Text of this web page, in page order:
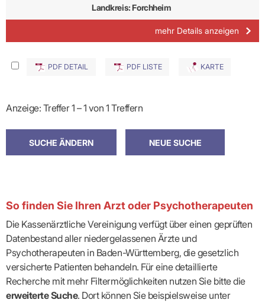
Landkreis: Forchheim
mehr Details anzeigen
PDF DETAIL PDF LISTE KARTE
Anzeige: Treffer 1 – 1 von 1 Treffern
So finden Sie Ihren Arzt oder Psychotherapeuten
Die Kassenärztliche Vereinigung verfügt über einen geprüften
Datenbestand aller niedergelassenen Ärzte und
Psychotherapeuten in Baden-Württemberg, die gesetzlich
versicherte Patienten behandeln. Für eine detaillierte
Recherche mit mehr Filtermöglichkeiten nutzen Sie bitte die
erweiterte Suche. Dort können Sie beispielsweise unter